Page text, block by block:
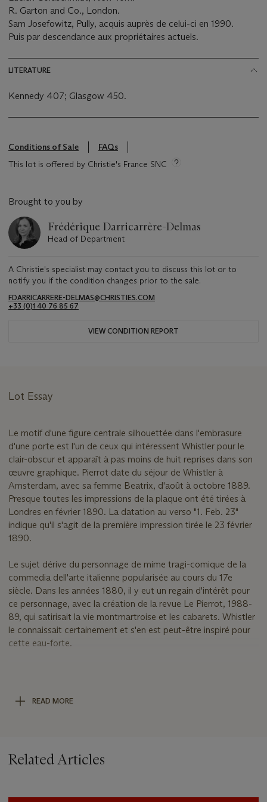
R. Garton and Co., London.
Sam Josefowitz, Pully, acquis auprès de celui-ci en 1990.
Puis par descendance aux propriétaires actuels.
LITERATURE
Kennedy 407; Glasgow 450.
Conditions of Sale
FAQs
This lot is offered by Christie's France SNC
Brought to you by
Frédérique Darricarrère-Delmas
Head of Department
A Christie's specialist may contact you to discuss this lot or to
notify you if the condition changes prior to the sale.
FDARRICARRERE-DELMAS@CHRISTIES.COM
+33 (0)1 40 76 85 67
VIEW CONDITION REPORT
Lot Essay
Le motif d'une figure centrale silhouettée dans l'embrasure
d'une porte est l'un de ceux qui intéressent Whistler pour le
clair-obscur et apparaît à pas moins de huit reprises dans son
œuvre graphique. Pierrot date du séjour de Whistler à
Amsterdam, avec sa femme Beatrix, d'août à octobre 1889.
Presque toutes les impressions de la plaque ont été tirées à
Londres en février 1890. La datation au verso "1. Feb. 23"
indique qu'il s'agit de la première impression tirée le 23 février
1890.
Le sujet dérive du personnage de mime tragi-comique de la
commedia dell'arte italienne popularisée au cours du 17e
siècle. Dans les années 1880, il y eut un regain d'intérêt pour
ce personnage, avec la création de la revue Le Pierrot, 1988-
89, qui satirisait la vie montmartroise et les cabarets. Whistler
le connaissait certainement et s'en est peut-être inspiré pour
cette eau-forte.
appears on no fewer than eight occasions in his graphic work.
Pierrot
was the first impression printed on 23 February 1890.
READ MORE
Related Articles